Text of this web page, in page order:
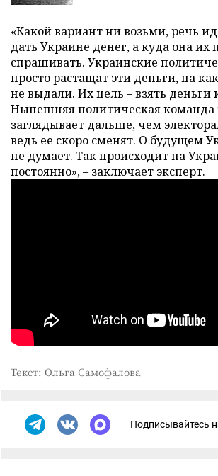
«Какой вариант ни возьми, речь
дать Украине денег, а куда она их
спрашивать. Украинские
просто растащат эти деньги, на
не выдали. Их цель – взять деньги
Нынешняя политическая команда
заглядывает дальше, чем
ведь ее скоро сменят. О будущем
не думает. Так происходит на
постоянно», – заключает эксперт.
Текст: Ольга Самофалова
Подписывайтесь